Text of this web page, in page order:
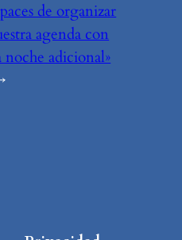
de organizar
agenda con
noche adicional»